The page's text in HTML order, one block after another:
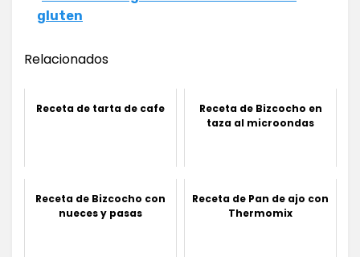
gluten
Relacionados
Receta de tarta de cafe
Receta de Bizcocho en
taza al microondas
Receta de Bizcocho con
nueces y pasas
Receta de Pan de ajo con
Thermomix